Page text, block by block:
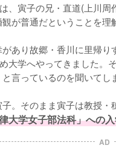
、寅子の兄・直道(上川
が普通だということを理
あり故郷・香川に里帰
大学へやってきました。
言っているのを聞いてし
子。そのまま寅子は教授
大学女子部法科」への
AD